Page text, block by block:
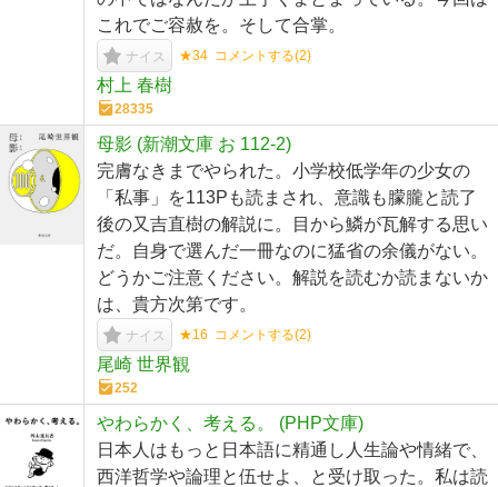
これでご容赦を。そして合掌。
ナイス ★34 コメントする(2)
村上 春樹
28335
母影 (新潮文庫 お 112-2)
完膚なきまでやられた。小学校低学年の少女の
「私事」を113Pも読まされ、意識も朦朧と読了
後の又吉直樹の解説に。目から鱗が瓦解する思い
だ。自身で選んだ一冊なのに猛省の余儀がない。
どうかご注意ください。解説を読むか読まないか
は、貴方次第です。
ナイス ★16 コメントする(2)
尾崎 世界観
252
やわらかく、考える。 (PHP文庫)
日本人はもっと日本語に精通し人生論や情緒で、
西洋哲学や論理と伍せよ、と受け取った。私は読